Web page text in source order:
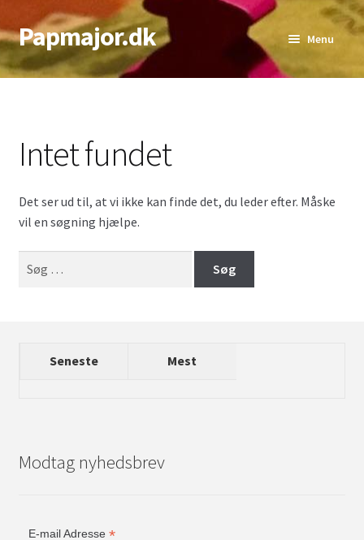
Spring
til
navigation
Spring
til
indhold
Papmajor.dk Menu
Alder
Udfold
Sværhedsgrad
Antal Spillere
Udfold
Bedste Antal
Intet fundet
Det ser ud til, at vi ikke kan finde det, du leder efter. Måske
vil en søgning hjælpe.
efter:
Seneste Mest
Modtag nyhedsbrev
E-mail Adresse *